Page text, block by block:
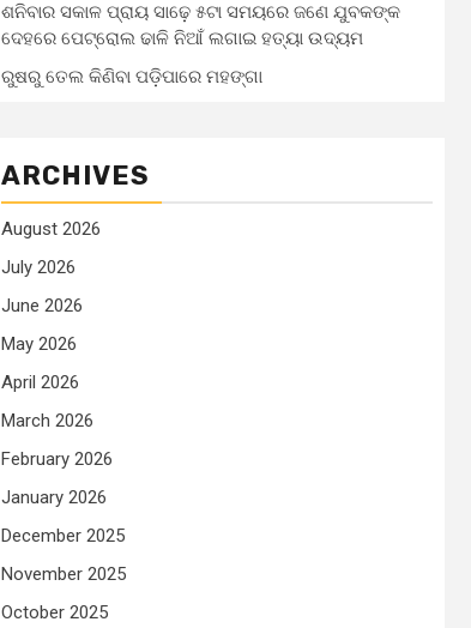
ଶନିବାର ସକାଳ ପ୍ରାୟ ସାଢ଼େ ୫ଟା ସମୟରେ ଜଣେ ଯୁବକଙ୍କ
ଦେହରେ ପେଟ୍ରୋଲ ଢାଳି ନିଆଁ ଲଗାଇ ହତ୍ୟା ଉଦ୍ୟମ
ରୁଷରୁ ତେଲ କିଣିବା ପଡ଼ିପାରେ ମହଙ୍ଗା
ARCHIVES
August 2026
July 2026
June 2026
May 2026
April 2026
March 2026
February 2026
January 2026
December 2025
November 2025
October 2025